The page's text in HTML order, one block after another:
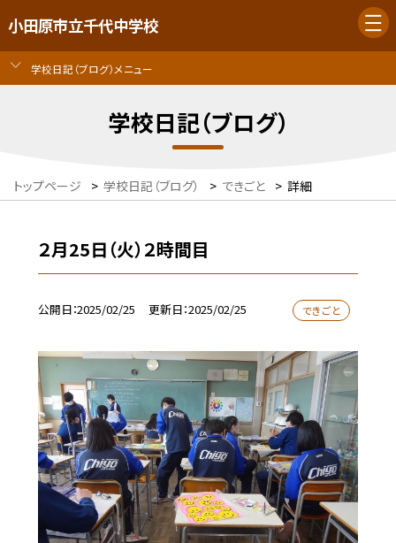
小田原市立千代中学校
学校日記（ブログ）メニュー
学校日記（ブログ）
トップページ > 学校日記（ブログ） > できごと > 詳細
２月25日（火）２時間目
公開日 2025/02/25 更新日 2025/02/25 できごと